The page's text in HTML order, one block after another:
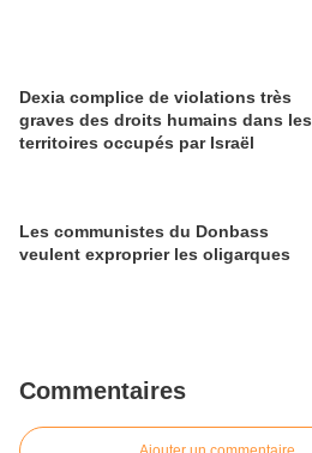
Dexia complice de violations très
graves des droits humains dans les
territoires occupés par Israël
Les communistes du Donbass
veulent exproprier les oligarques
Commentaires